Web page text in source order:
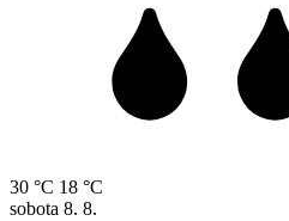
30 °C 18 °C
sobota 8. 8.